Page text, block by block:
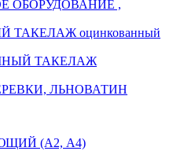
ОБОРУДОВАНИЕ ,
ТАКЕЛАЖ оцинкованный
ТАКЕЛАЖ
ЛЬНОВАТИН
(А2, А4)